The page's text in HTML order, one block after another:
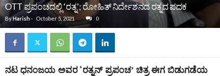
OTT ಪ್ರಪಂಚದಲ್ಲಿ ‘ರತ್ನ’; ರೋಹಿತ್ ನಿರ್ದೇಶನದ ರತ್ನದ ಪದಕ
ByHarish- October 5, 2021 0
ನಟ ಧನಂಜಯ ಅವರ ‘ರತ್ನನ್ ಪ್ರಪಂಚ’ ಚಿತ್ರ ಈಗ ಬಿಡುಗಡೆಯ